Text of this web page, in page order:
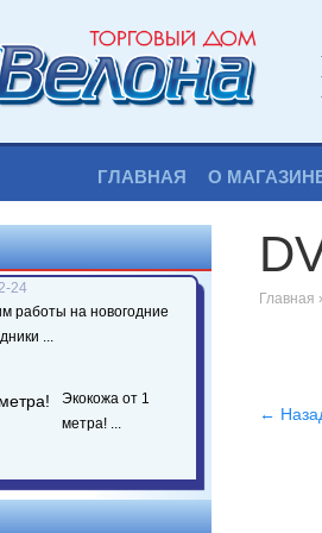
ГЛАВНАЯ О
24
работы на новогодние
...
Экокожа от 1
метра! ...
Главная
←